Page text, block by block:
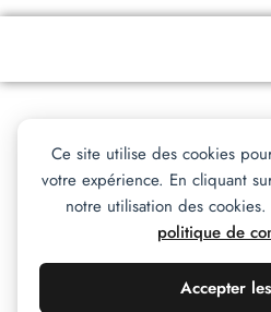
Ce site utilise des cookies
votre expérience. En cliquant
notre utilisation des
politique de
Accepter